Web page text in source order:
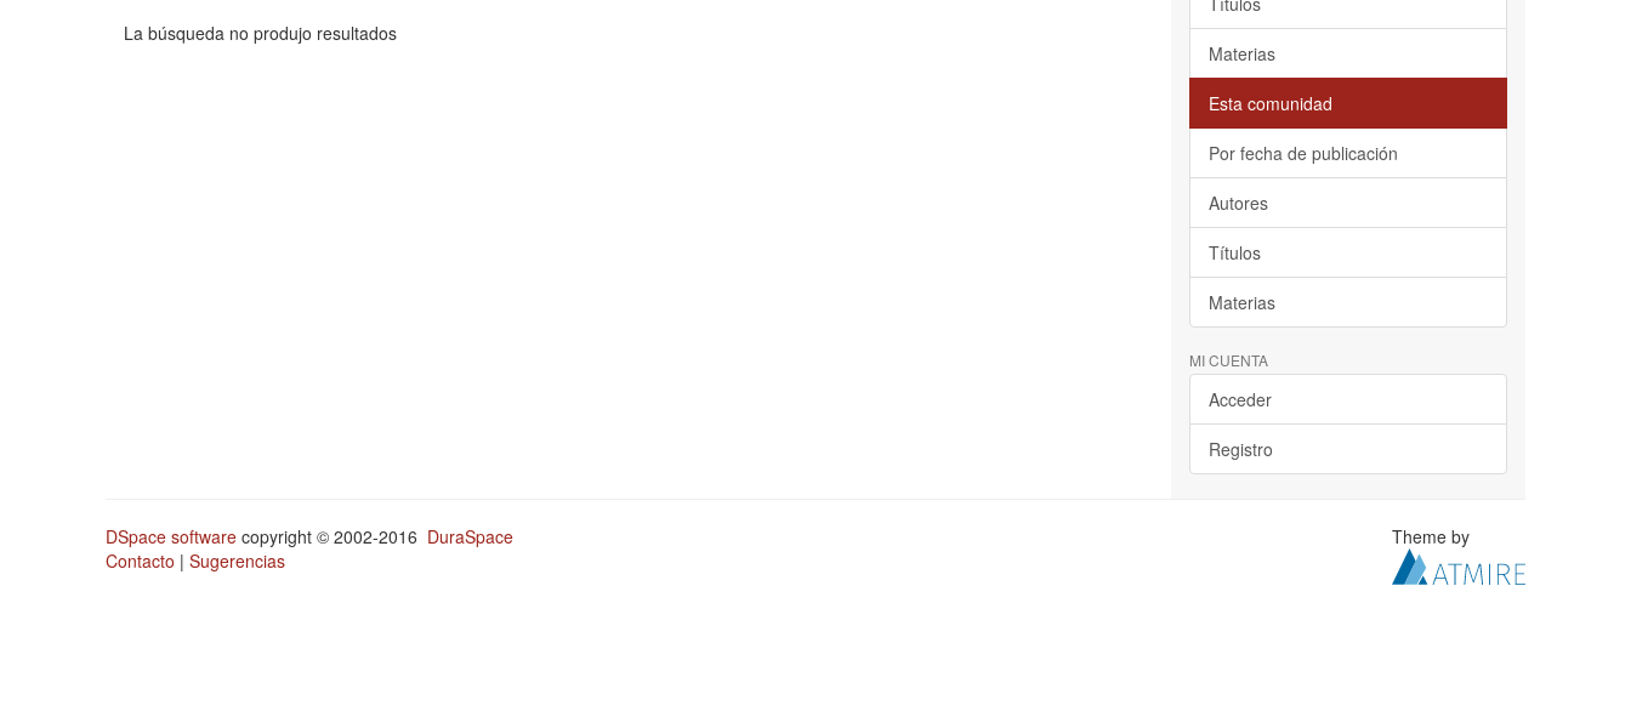
La búsqueda no produjo resultados
Materias
Esta comunidad
Por fecha de publicación
Autores
Títulos
Materias
MI CUENTA
Acceder
Registro
DSpace software copyright © 2002-2016 DuraSpace
Contacto | Sugerencias
Theme by